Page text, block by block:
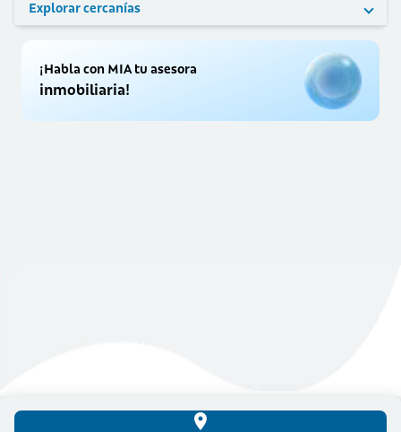
Explorar cercanías
¡Habla con MIA tu asesora
inmobiliaria!
place